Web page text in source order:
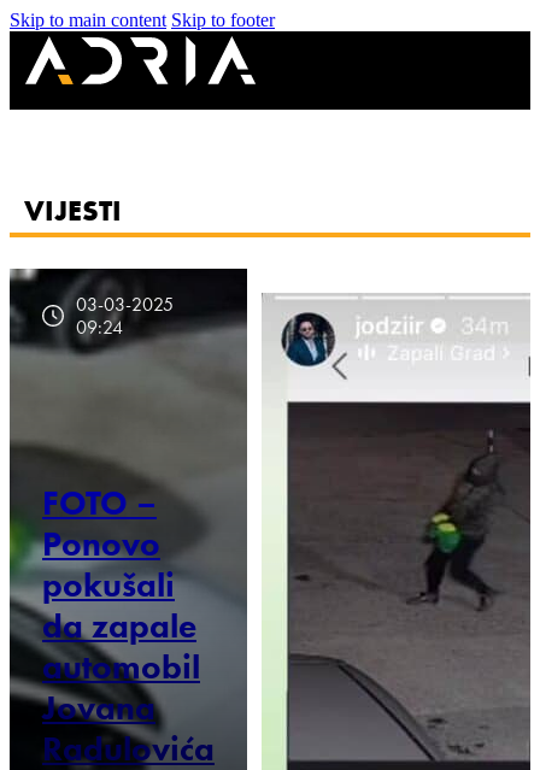
Skip to main content Skip to footer
VIJESTI
03-03-2025
09:24
FOTO –
Ponovo
pokušali
da zapale
automobil
Jovana
Radulovića